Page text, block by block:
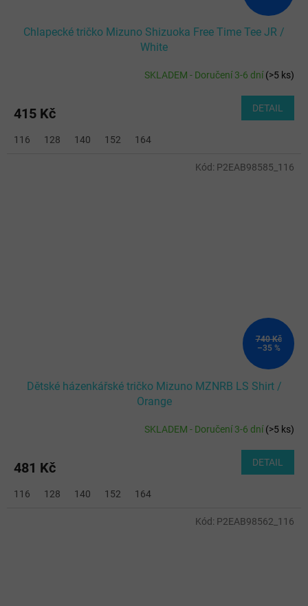
Chlapecké tričko Mizuno Shizuoka Free Time Tee JR /
White
SKLADEM - Doručení 3-6 dní(>5 ks)
415 Kč DETAIL
116 128 140 152 164
740 Kč
–35 %
Dětské házenkářské tričko Mizuno MZNRB LS Shirt /
Orange
SKLADEM - Doručení 3-6 dní(>5 ks)
481 Kč DETAIL
116 128 140 152 164
Kód: P2EAB98585_116
Kód: P2EAB98562_116